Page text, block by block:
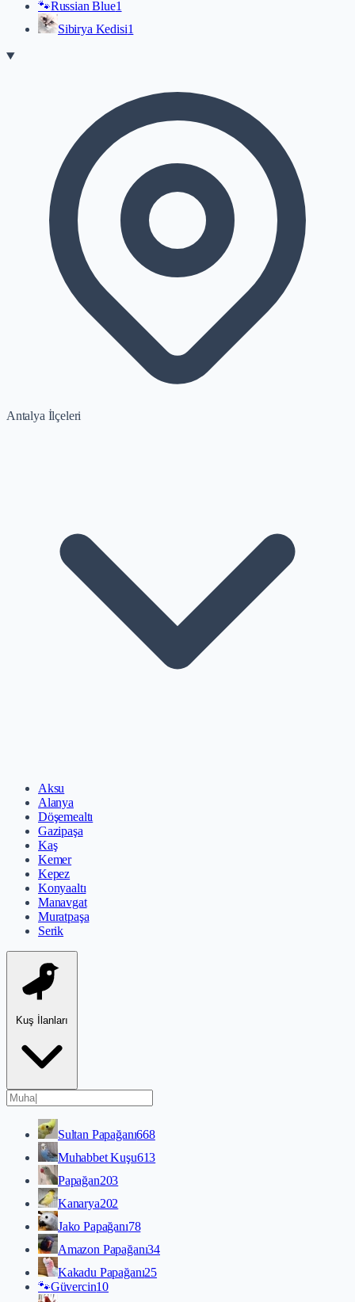
🐾Russian Blue1
Sibirya Kedisi1
Antalya İlçeleri
Aksu
Alanya
Döşemealtı
Gazipaşa
Kaş
Kemer
Kepez
Konyaaltı
Manavgat
Muratpaşa
Serik
Kuş İlanları
Sultan Papağanı668
Muhabbet Kuşu613
Papağan203
Kanarya202
Jako Papağanı78
Amazon Papağanı34
Kakadu Papağanı25
🐾Güvercin10